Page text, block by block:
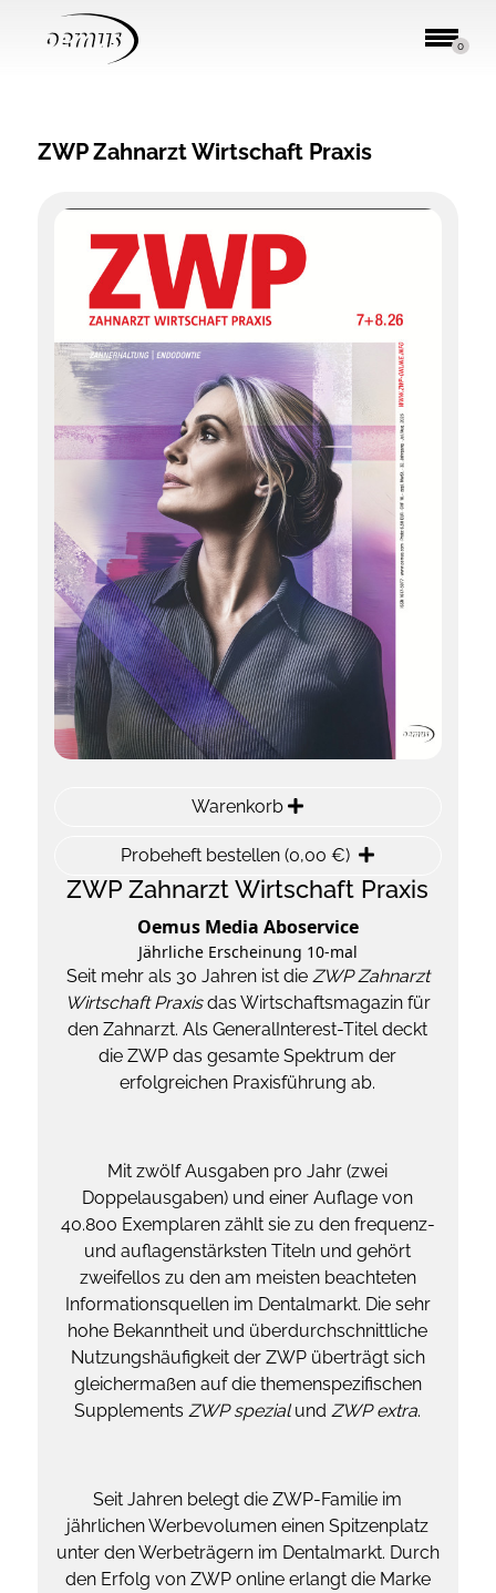
0
ZWP Zahnarzt Wirtschaft Praxis
Warenkorb
Probeheft bestellen (0,00 €)
ZWP Zahnarzt Wirtschaft Praxis
Oemus Media Aboservice
Jährliche Erscheinung 10-mal
Seit mehr als 30 Jahren ist die ZWP Zahnarzt
Wirtschaft Praxisdas Wirtschaftsmagazin für
den Zahnarzt. Als GeneralInterest-Titel deckt
die ZWP das gesamte Spektrum der
erfolgreichen Praxisführung ab.
Mit zwölf Ausgaben pro Jahr (zwei
Doppelausgaben) und einer Auflage von
40.800 Exemplaren zählt sie zu den frequenz-
und auflagenstärksten Titeln und gehört
zweifellos zu den am meisten beachteten
Informationsquellen im Dentalmarkt. Die sehr
hohe Bekanntheit und überdurchschnittliche
Nutzungshäufigkeit der ZWP überträgt sich
gleichermaßen auf die themenspezifischen
Supplements ZWP spezialund ZWP extra.
Seit Jahren belegt die ZWP-Familie im
jährlichen Werbevolumen einen Spitzenplatz
unter den Werbeträgern im Dentalmarkt. Durch
den Erfolg von ZWP online erlangt die Marke